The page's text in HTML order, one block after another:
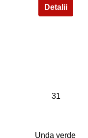
31
Unda verde